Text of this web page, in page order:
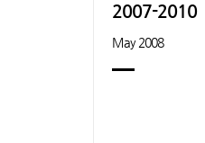
2007-2010
May 2008